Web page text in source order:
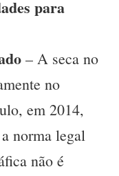
para
– A seca no
no
em 2014,
norma legal
não é